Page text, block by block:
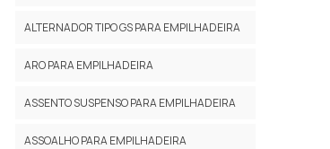
ALTERNADOR TIPO GS PARA EMPILHADEIRA
ARO PARA EMPILHADEIRA
ASSENTO SUSPENSO PARA EMPILHADEIRA
ASSOALHO PARA EMPILHADEIRA